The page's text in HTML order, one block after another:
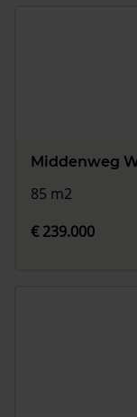
Middenweg
85 m2
€ 239.000